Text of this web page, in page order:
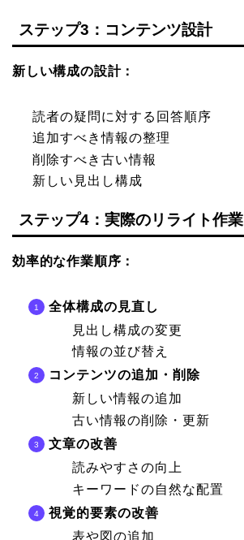
ステップ3：コンテンツ設計
新しい構成の設計：
読者の疑問に対する回答順序
追加すべき情報の整理
削除すべき古い情報
新しい見出し構成
ステップ4：実際のリライト作業
効率的な作業順序：
全体構成の見直し
見出し構成の変更
情報の並び替え
コンテンツの追加・削除
新しい情報の追加
古い情報の削除・更新
文章の改善
読みやすさの向上
キーワードの自然な配置
視覚的要素の改善
表や図の追加